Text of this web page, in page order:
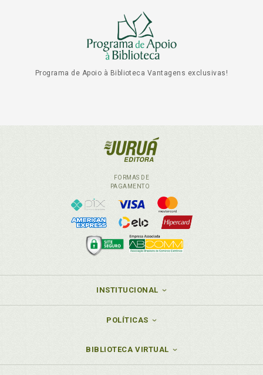
Programa de Apoio à Biblioteca Vantagens exclusivas!
FORMAS DE
PAGAMENTO
INSTITUCIONAL
POLÍTICAS
BIBLIOTECA VIRTUAL